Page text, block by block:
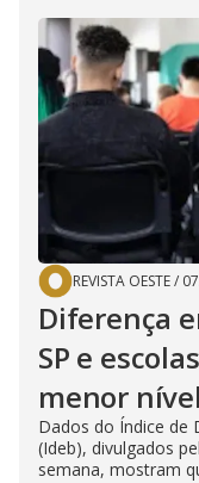
REVISTA OESTE/
Diferença
SP e
menor
Dados do Índice de
(Ideb), divulgados
semana, mostram